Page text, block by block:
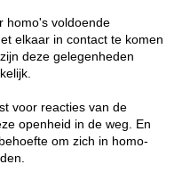
homo's voldoende
elkaar in contact te komen
deze gelegenheden
voor reacties van de
openheid in de weg. En
om zich in homo-